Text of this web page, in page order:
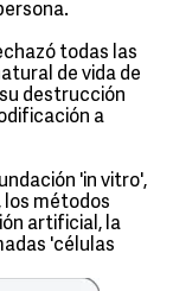
todas las
de vida de
destrucción
a
'in vitro',
los métodos
artificial, la
'células